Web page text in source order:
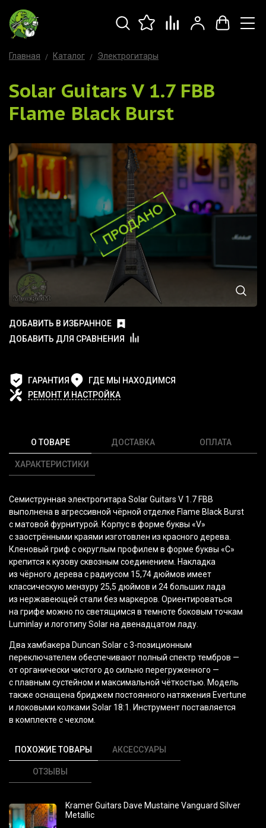
Главная Каталог Электрогитары
Solar Guitars V 1.7 FBB
Flame Black Burst
ДОБАВИТЬ В ИЗБРАННОЕ
ДОБАВИТЬ ДЛЯ СРАВНЕНИЯ
ГАРАНТИЯ
ГДЕ МЫ НАХОДИМСЯ
РЕМОНТ И НАСТРОЙКА
О ТОВАРЕ
ХАРАКТЕРИСТИКИ
ДОСТАВКА ОПЛАТА
Семиструнная электрогитара Solar Guitars V 1.7 FBB
выполнена в агрессивной чёрной отделке Flame Black Burst
с матовой фурнитурой. Корпус в форме буквы «V»
с заострёнными краями изготовлен из красного дерева.
Кленовый гриф с округлым профилем в форме буквы «С»
крепится к кузову сквозным соединением. Накладка
из чёрного дерева с радиусом 15,74 дюймов имеет
классическую мензуру 25,5 дюймов и 24 больших лада
из нержавеющей стали без маркеров. Ориентироваться
на грифе можно по светящимся в темноте боковым точкам
Luminlay и логотипу Solar на двенадцатом ладу.
Два хамбакера Duncan Solar с 3-позиционным
переключателем обеспечивают полный спектр тембров —
от органически чистого до сильно перегруженного —
с плавным сустейном и максимальной чёткостью. Модель
также оснащена бриджем постоянного натяжения Evertune
и локовыми колками Solar 18:1. Инструмент поставляется
в комплекте с чехлом.
ПОХОЖИЕ ТОВАРЫ АКСЕССУАРЫ
ОТЗЫВЫ
Kramer Guitars Dave Mustaine Vanguard Silver
Metallic